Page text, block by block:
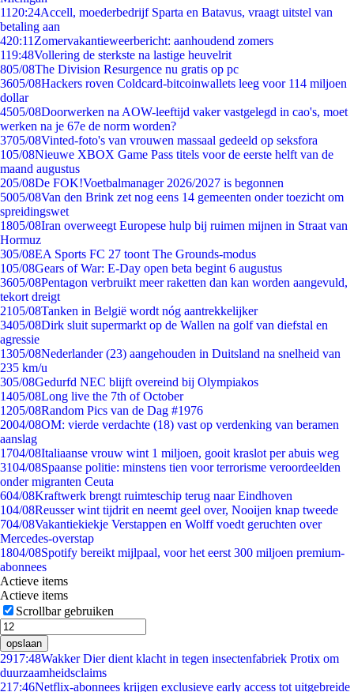
11 20:24Accell, moederbedrijf Sparta en Batavus, vraagt uitstel van
betaling aan
420:11 Zomervakantieweerbericht: aanhoudend zomers
119:48Vollering de sterkste na lastige heuvelrit
805/08The Division Resurgence nu gratis op pc
3605/08Hackers roven Coldcard-bitcoinwallets leeg voor 114 miljoen
dollar
4505/08Doorwerken na AOW-leeftijd vaker vastgelegd in cao's, moet
werken na je 67e de norm worden?
3705/08Vinted-foto's van vrouwen massaal gedeeld op seksfora
105/08Nieuwe XBOX Game Pass titels voor de eerste helft van de
maand augustus
205/08De FOK!Voetbalmanager 2026/2027 is begonnen
5005/08Van den Brink zet nog eens 14 gemeenten onder toezicht om
spreidingswet
1805/08Iran overweegt Europese hulp bij ruimen mijnen in Straat van
Hormuz
305/08EA Sports FC 27 toont The Grounds-modus
105/08Gears of War: E-Day open beta begint 6 augustus
3605/08Pentagon verbruikt meer raketten dan kan worden aangevuld,
tekort dreigt
2105/08Tanken in België wordt nóg aantrekkelijker
3405/08Dirk sluit supermarkt op de Wallen na golf van diefstal en
agressie
1305/08Nederlander (23) aangehouden in Duitsland na snelheid van
235 km/u
305/08Gedurfd NEC blijft overeind bij Olympiakos
1405/08Long live the 7th of October
1205/08Random Pics van de Dag #1976
2004/08OM: vierde verdachte (18) vast op verdenking van beramen
aanslag
1704/08Italiaanse vrouw wint 1 miljoen, gooit kraslot per abuis weg
3104/08Spaanse politie: minstens tien voor terrorisme veroordeelden
onder migranten Ceuta
604/08Kraftwerk brengt ruimteschip terug naar Eindhoven
104/08Reusser wint tijdrit en neemt geel over, Nooijen knap tweede
704/08Vakantiekiekje Verstappen en Wolff voedt geruchten over
Mercedes-overstap
1804/08Spotify bereikt mijlpaal, voor het eerst 300 miljoen premium-
abonnees
Actieve items
Actieve items
Scrollbar gebruiken
opslaan
2917:48Wakker Dier dient klacht in tegen insectenfabriek Protix om
duurzaamheidsclaims
217:46Netflix-abonnees krijgen exclusieve early access tot uitgebreide